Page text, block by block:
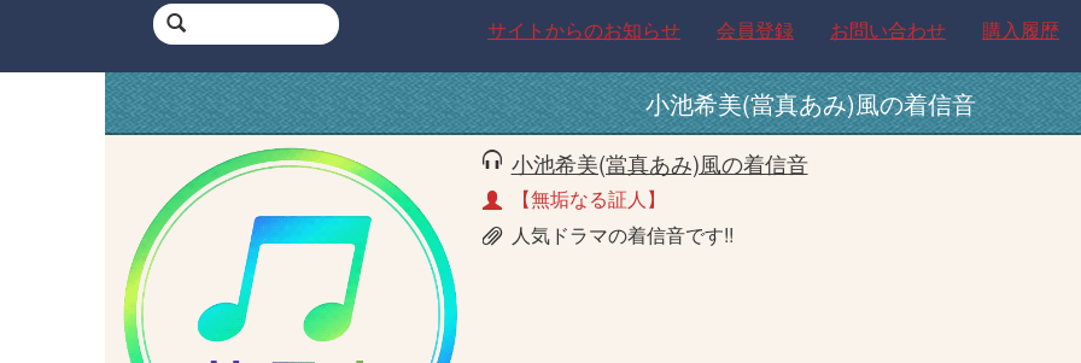
サイトからのお知らせ 会員登録 お問い合わせ 購入履歴
小池希美(當真あみ)風の着信音
小池希美(當真あみ)風の着信音
【無垢なる証人】
人気ドラマの着信音です!!